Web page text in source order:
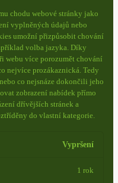
chodu webové stránky jako
vyplněných údajů nebo
umožní přizpůsobit chování
volba jazyka. Díky
webu více porozumět chování
nejvíce prozákaznická. Tedy
co nejsnáze dokončili jeho
zobrazení nabídek přímo
dřívějších stránek a
do vlastní kategorie.
Vypršení
1 rok